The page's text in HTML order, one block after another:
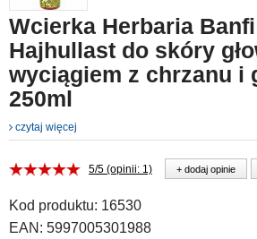
Wcierka Herbaria
Hajhullast do skóry
wyciągiem z chrzanu i
250ml
czytaj więcej
5/5 (opinii: 1) + dodaj opinie
Kod produktu: 16530
EAN: 5997005301988